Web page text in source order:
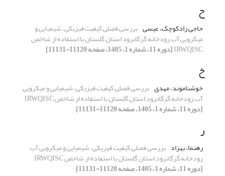
ح
حاجی رادکوچک، عیسی بررسی فصلی کیفیت فیزیکی، شیمیایی و
میکروبی آب رودخانه گرگانرود استان گلستان با استفاده از شاخص
IRWQISC[دوره 11، شماره 1، 1405، صفحه 11120-11131]
خ
خوشناموند، مهدی بررسی فصلی کیفیت فیزیکی، شیمیایی و میکروبی
آب رودخانه گرگانرود استان گلستان با استفاده از شاخص IRWQISC
[دوره 11، شماره 1، 1405، صفحه 11120-11131]
ر
رهنما، بهزاد بررسی فصلی کیفیت فیزیکی، شیمیایی و میکروبی آب
رودخانه گرگانرود استان گلستان با استفاده از شاخص IRWQISC
[دوره 11، شماره 1، 1405، صفحه 11120-11131]